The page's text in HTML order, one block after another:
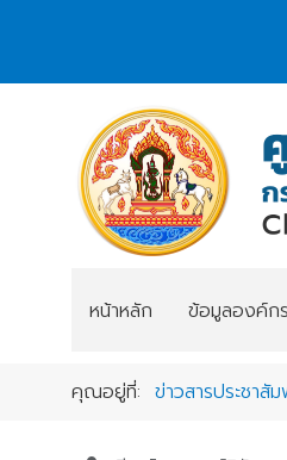
หน้าหลัก ข้อมูลองค์กร
คุณอยู่ที่:ข่าวสารประชาสั